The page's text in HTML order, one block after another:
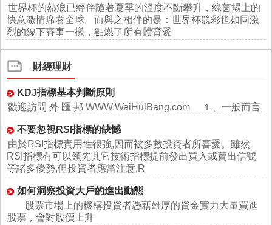
世界杯的熱浪已經伴隨著夏季的溫度不斷攀升，綠茵場上的
快意激情席卷全球。而與之相伴的是：世界杯競彩也如同激
烈的線下賽事一樣，點燃了所有體育愛
財經理財
KDJ指標基本判斷原則
歡迎訪問 外 匯 邦 WWW.WaiHuiBang.com １、一般而言
不要忽視RSI指標的缺憾
由於RSI指標實用性很強,因而被多數投資者所喜愛。雖然
RSI指標有可以領先其它技術指標提前發出買入或賣出信號
等諸多優勢,但投資者應當注意,R
如何洞察投資大戶的進出動態
股票市場上的機構投資者憑藉雄厚的資金實力大量買進
股票，會對股價上升